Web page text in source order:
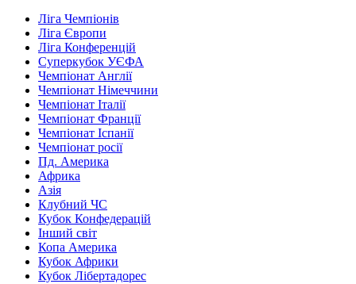
Ліга Чемпіонів
Ліга Європи
Ліга Конференцій
Суперкубок УЄФА
Чемпіонат Англії
Чемпіонат Німеччини
Чемпіонат Італії
Чемпіонат Франції
Чемпіонат Іспанії
Чемпіонат росії
Пд. Америка
Африка
Азія
Клубний ЧС
Кубок Конфедерацій
Інший світ
Копа Америка
Кубок Африки
Кубок Лібертадорес